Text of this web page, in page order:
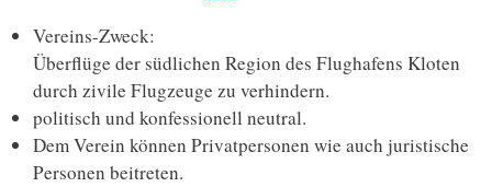
Vereins-Zweck:
Überflüge der südlichen Region des Flughafens Kloten
durch zivile Flugzeuge zu verhindern.
politisch und konfessionell neutral.
Dem Verein können Privatpersonen wie auch juristische
Personen beitreten.